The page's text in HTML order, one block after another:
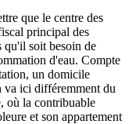
que le centre des
principal des
qu'il soit besoin de
d'eau. Compte
un domicile
va ici différemment du
où la contribuable
et son appartement